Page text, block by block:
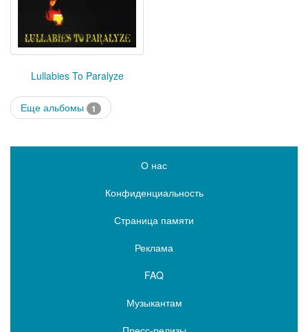
Lullabies To Paralyze
Еще альбомы 1
О нас
Конфиденциальность
Страница памяти
Реклама
FAQ
Музыкантам